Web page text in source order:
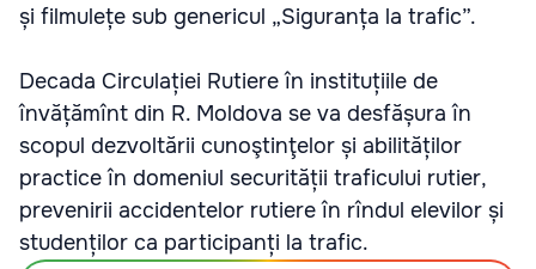
și filmulețe sub genericul „Siguranța la trafic”.
Decada Circulației Rutiere în instituțiile de
învățămînt din R. Moldova se va desfășuraîn
scopul dezvoltării cunoştinţelor și abilităților
practice în domeniul securității traficului rutier,
prevenirii accidentelor rutiere în rîndul elevilor și
studenților ca participanți la trafic.